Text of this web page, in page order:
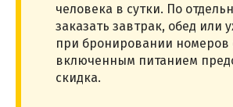
человека в сутки. По
заказать завтрак, обед или
при бронировании номеров
включенным питанием
скидка.